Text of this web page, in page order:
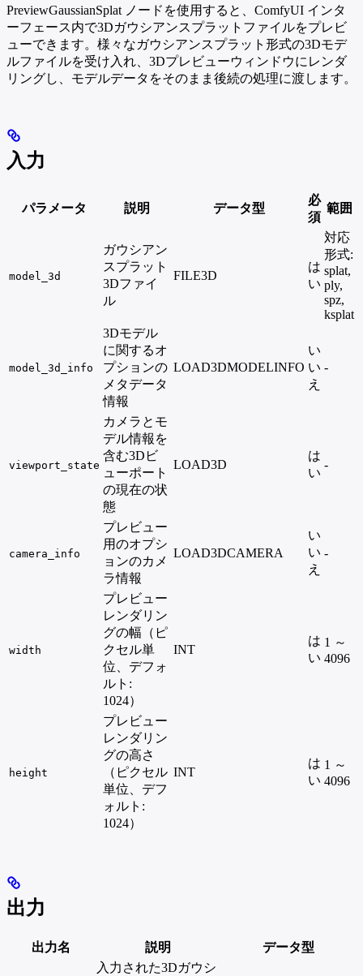
PreviewGaussianSplat ノードを使用すると、ComfyUI インタ
ーフェース内で3Dガウシアンスプラットファイルをプレビ
ューできます。様々なガウシアンスプラット形式の3Dモデ
ルファイルを受け入れ、3Dプレビューウィンドウにレンダ
リングし、モデルデータをそのまま後続の処理に渡します。
入力
パラメータ 説明 データ型
必
須
範囲
model_3d
ガウシアン
スプラット
3Dファイ
ル
FILE3D
は
い
対応
形式:
splat,
ply,
spz,
ksplat
model_3d_info
3Dモデル
に関するオ
プションの
メタデータ
情報
LOAD3DMODELINFO
い
い
え
-
viewport_state
カメラとモ
デル情報を
含む3Dビ
ューポート
の現在の状
態
LOAD3D
は
い
-
camera_info
プレビュー
用のオプシ
ョンのカメ
ラ情報
LOAD3DCAMERA
い
い
え
-
width
プレビュー
レンダリン
グの幅（ピ
クセル単
位、デフォ
ルト:
1024）
INT
は
い
1 ～
4096
height
プレビュー
レンダリン
グの高さ
（ピクセル
単位、デフ
ォルト:
1024）
INT
は
い
1 ～
4096
出力
出力名 説明 データ型
入力された3Dガウシ